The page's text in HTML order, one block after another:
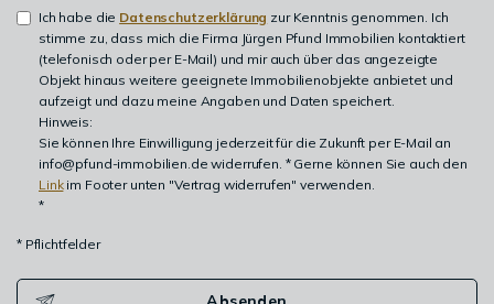
Ich habe die Datenschutzerklärung zur Kenntnis genommen. Ich
stimme zu, dass mich die Firma Jürgen Pfund Immobilien kontaktiert
(telefonisch oder per E-Mail) und mir auch über das angezeigte
Objekt hinaus weitere geeignete Immobilienobjekte anbietet und
aufzeigt und dazu meine Angaben und Daten speichert.
Hinweis:
Sie können Ihre Einwilligung jederzeit für die Zukunft per E-Mail an
info@pfund-immobilien.de widerrufen. * Gerne können Sie auch den
Linkim Footer unten "Vertrag widerrufen" verwenden.
*
* Pflichtfelder